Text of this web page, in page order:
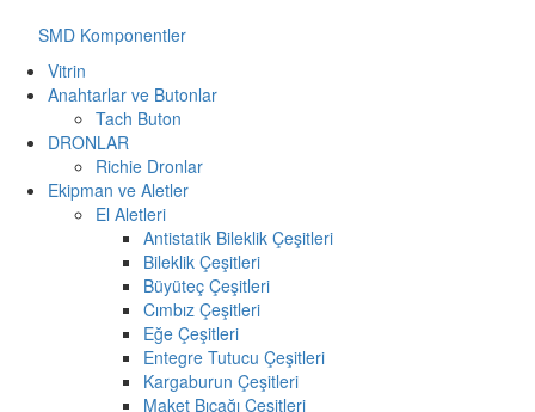
SMD Komponentler
Vitrin
Anahtarlar ve Butonlar
Tach Buton
DRONLAR
Richie Dronlar
Ekipman ve Aletler
El Aletleri
Antistatik Bileklik Çeşitleri
Bileklik Çeşitleri
Büyüteç Çeşitleri
Cımbız Çeşitleri
Eğe Çeşitleri
Entegre Tutucu Çeşitleri
Kargaburun Çeşitleri
Maket Bıçağı Çeşitleri